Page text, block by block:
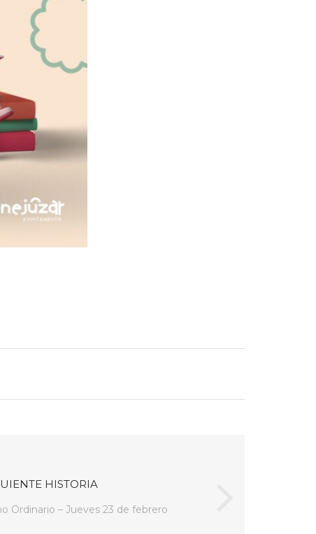
HISTORIA
Ordinario – Jueves 23 de febrero